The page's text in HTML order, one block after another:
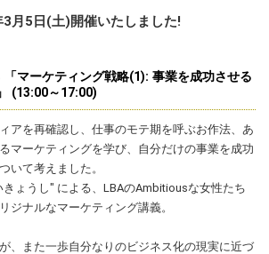
月5日(土)開催いたしました!
マーケティング戦略(1): 事業を成功させる
(13:00～17:00)
アを再確認し、仕事のモテ期を呼ぶお作法、あ
マーケティングを学び、自分だけの事業を成功
いて考えました。
ょうし" による、LBAのAmbitiousな女性たち
ジナルなマーケティング講義。
、また一歩自分なりのビジネス化の現実に近づ